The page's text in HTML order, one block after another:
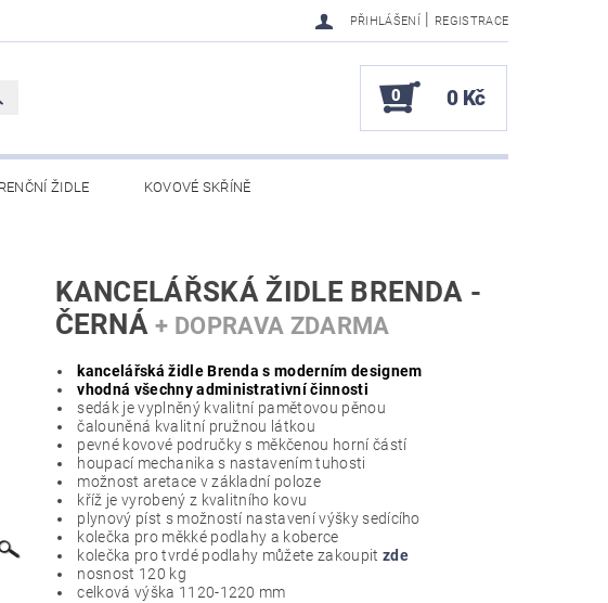
PŘIHLÁŠENÍ | REGISTRACE
0 0 Kč
ŽIDLE KOVOVÉ SKŘÍNĚ
KANCELÁŘSKÁ ŽIDLE BRENDA -
ČERNÁ+ DOPRAVA ZDARMA
kancelářská židle Brenda s moderním designem
vhodná všechny administrativní činnosti
sedák je vyplněný kvalitní pamětovou pěnou
čalouněná kvalitní pružnou látkou
pevné kovové područky s měkčenou horní částí
houpací mechanika s nastavením tuhosti
možnost aretace v základní poloze
kříž je vyrobený z kvalitního kovu
plynový píst s možností nastavení výšky sedícího
kolečka pro měkké podlahy a koberce
kolečka pro tvrdé podlahy můžete zakoupit zde
nosnost 120 kg
celková výška 1120-1220 mm